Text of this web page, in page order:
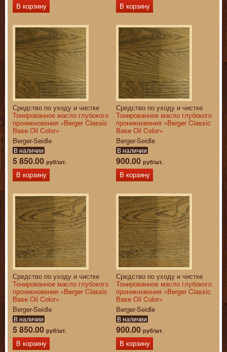
В корзину
В корзину
Средство по уходу и чистке
Тонированное масло глубокого
проникновения «Berger Classic
Base Oil Color»
Berger-Seidle
В наличии
5 850.00 руб/шт.
В корзину
Средство по уходу и чистке
Тонированное масло глубокого
проникновения «Berger Classic
Base Oil Color»
Berger-Seidle
В наличии
900.00 руб/шт.
В корзину
Средство по уходу и чистке
Тонированное масло глубокого
проникновения «Berger Classic
Base Oil Color»
Berger-Seidle
В наличии
5 850.00 руб/шт.
В корзину
Средство по уходу и чистке
Тонированное масло глубокого
проникновения «Berger Classic
Base Oil Color»
Berger-Seidle
В наличии
900.00 руб/шт.
В корзину